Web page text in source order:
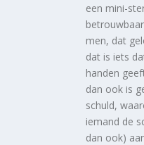
een mini-
men, dat
dat is iets
handen
dan ook is
schuld,
iemand de
dan ook)